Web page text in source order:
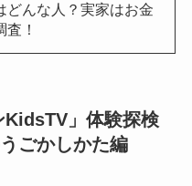
どんな人？実家はお金
！
KidsTV」体験探検
ごかしかた編